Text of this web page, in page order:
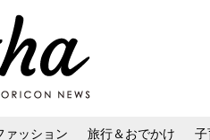
ァッション 旅行＆おでかけ 子